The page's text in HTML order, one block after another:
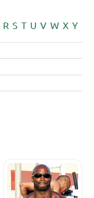
R S T U V W X Y